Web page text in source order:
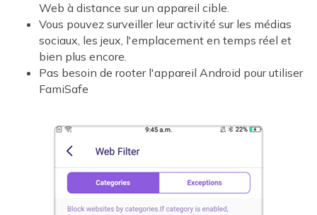
Web à distance sur un appareil cible.
Vous pouvez surveiller leur activité sur les médias
sociaux, les jeux, l'emplacement en temps réel et
bien plus encore.
Pas besoin de rooter l'appareil Android pour utiliser
FamiSafe